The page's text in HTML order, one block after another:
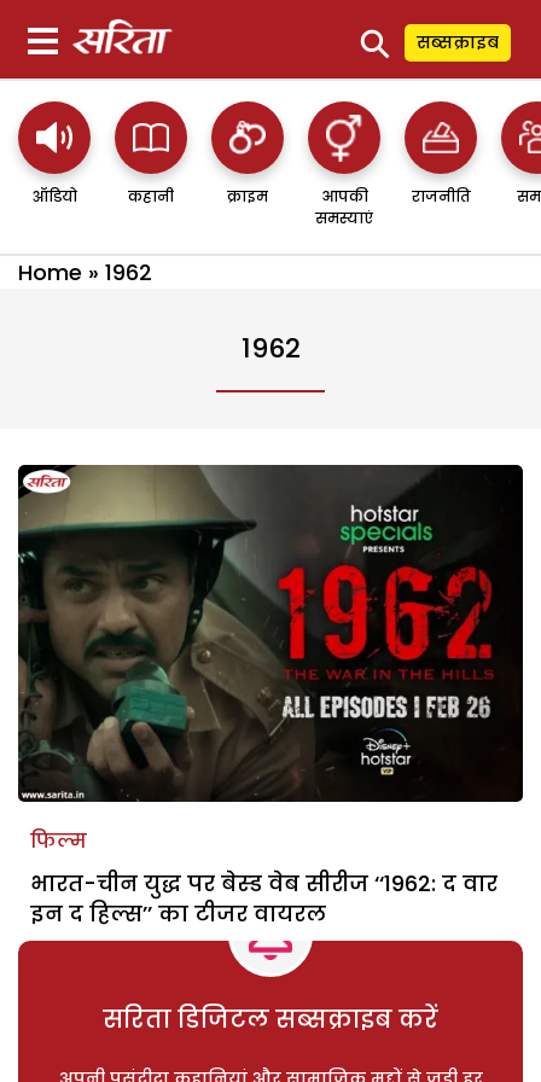
⚲ सब्सक्राइब
ऑडियो कहानी क्राइम
आपकी
समस्याएं
राजनीति
Home » 1962
1962
फिल्म
भारत-चीन युद्ध पर बेस्ड वेब सीरीज ‘‘1962: द वार
इन द हिल्स’’ का टीजर वायरल
सरिता डिजिटल सब्सक्राइब करें